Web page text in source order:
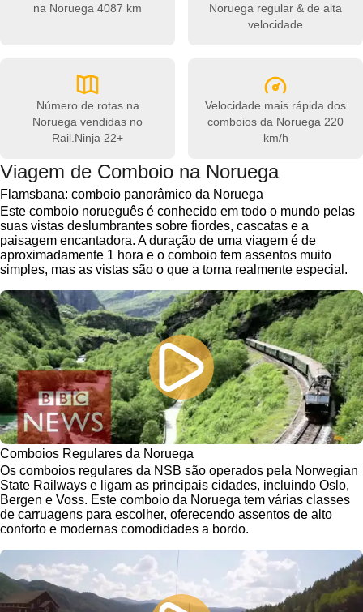
na Noruega 4087 km
Noruega regular & de alta
velocidade
Número de rotas na
Noruega vendidas no
Rail.Ninja 22+
Velocidade mais rápida dos
comboios da Noruega 220
km/h
Viagem de Comboio na Noruega
Flamsbana: comboio panorâmico da Noruega
Este comboio norueguês é conhecido em todo o mundo pelas
suas vistas deslumbrantes sobre fiordes, cascatas e a
paisagem encantadora. A duração de uma viagem é de
aproximadamente 1 hora e o comboio tem assentos muito
simples, mas as vistas são o que a torna realmente especial.
Comboios Regulares da Noruega
Os comboios regulares da NSB são operados pela Norwegian
State Railways e ligam as principais cidades, incluindo Oslo,
Bergen e Voss. Este comboio da Noruega tem várias classes
de carruagens para escolher, oferecendo assentos de alto
conforto e modernas comodidades a bordo.